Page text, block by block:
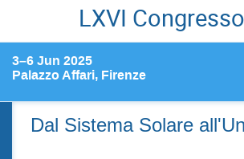
LXVI
3–6 Jun 2025
Palazzo Affari, Firenze
Dal Sistema Solare